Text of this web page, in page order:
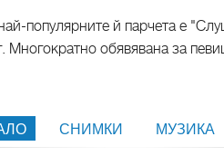
популярните й парчета е
Многократно обявявана за
СНИМКИ МУЗИКА